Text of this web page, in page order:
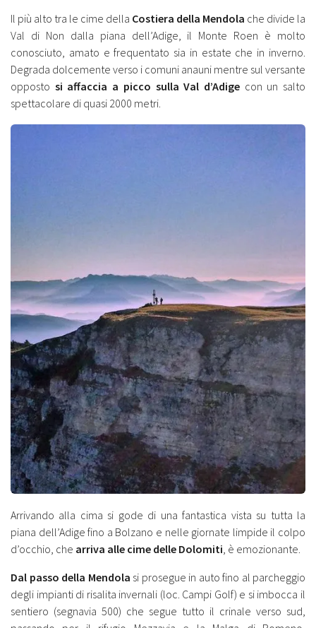
Il più alto tra le cime della Costiera della Mendola che divide la
Val di Non dalla piana dell’Adige, il Monte Roen è molto
conosciuto, amato e frequentato sia in estate che in inverno.
Degrada dolcemente verso i comuni anauni mentre sul versante
opposto si affaccia a picco sulla Val d’Adigecon un salto
spettacolare di quasi 2000 metri.
Arrivando alla cima si gode di una fantastica vista su tutta la
piana dell’Adige fino a Bolzano e nelle giornate limpide il colpo
d’occhio, che arriva alle cime delle Dolomiti , è emozionante.
Dal passo della Mendola si prosegue in auto fino al parcheggio
degli impianti di risalita invernali (loc. Campi Golf) e si imbocca il
sentiero (segnavia 500) che segue tutto il crinale verso sud,